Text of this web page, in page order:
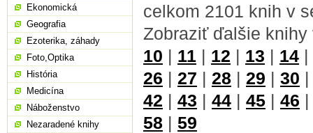
celkom 2101 knih v
Zobraziť ďalšie
10 | 11 | 12 | 13 | 14 |
26 | 27 | 28 | 29 | 30
42 | 43 | 44 | 45 | 46
58 | 59
Ekonomická
Geografia
Ezoterika, záhady
Foto,Optika
História
Medicína
Náboženstvo
Nezaradené knihy